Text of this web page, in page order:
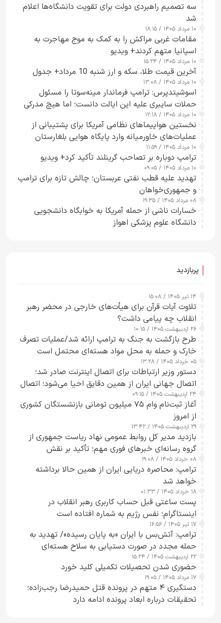
سه تصمیم راهبردی دولت برای تقویت دانشگاه‌ها اعلام
شد
۱۰ مرداد ۱۴۰۵ / ۱۸:۱۵
مقامات غربی مراکش را به کمک به موج مهاجرت به
اسپانیا متهم کردند+ ویدیو
۱۰ مرداد ۱۴۰۵ / ۱۵:۲۴
آخرین قیمت طلا، سکه و ارز شنبه 10 مرداد+ جدول
۱۰ مرداد ۱۴۰۵ / ۱۳:۰۸
اسوشیتدپرس: ترامپ فرماندار مینه‌سوتا را مسئول
حملات سایبری علیه این ایالت دانست؛ اما هیچ مدرکی
ارائه نکرد
۱۰ مرداد ۱۴۰۵ / ۱۲:۱۸
نخستین هواپیماهای نظامی آمریکا برای پشتیبانی از
عملیات‌های خاورمیانه وارد پایگاه هوایی بلغارستان
شدند
۱۰ مرداد ۱۴۰۵ / ۱۱:۵۹
ترامپ دوباره بر تصاحب گرینلند تأکید کرد+ ویدیو
۱۰ مرداد ۱۴۰۵ / ۰۹:۰۵
تهدید علیه قطب نفتی عربستان؛ چالش تازه برای ترامپ
و جمهوری‌خواهان
۰۸ مرداد ۱۴۰۵ / ۱۹:۳۵
خسارات ناشی از حمله آمریکا به خوابگاه دانشجویی
دانشگاه علوم پزشکی اهواز
پربازدید
۱۴ تیر ۱۴۰۵ / ۱۵:۰۸
تلاوت آیات قرآن برای هیأت‌های خارجی در محضر رهبر
انقلاب چه پیامی داشت؟
۲۶ اردیبهشت ۱۴۰۵ / ۱۰:۱۵
طرح‌ بازگشت به جنگ به ترامپ ارائه شد/عملیات تصرف
خارک و حمله به محل مواد هسته‌ای محتمل است
۰۵ خرداد ۱۴۰۵ / ۱۳:۲۸
دستور وزیر ارتباطات برای اتصال اینترنت صادر شد؛
اتصال جهانی ایران از همین دقایق احیا می‌شود؛ اتصال
کامل مردم تا ۲۴ ساعت آینده
۲۴ اردیبهشت ۱۴۰۵ / ۰۹:۱۵
آغاز ثبت‌نام وام ۷۵ میلیون تومانی بازنشستگان کشوری
از امروز
۲۹ اردیبهشت ۱۴۰۵ / ۱۳:۴۲
بازدید مدیر کل روابط عمومی نهاد ریاست جمهوری از
گروه رسانه‌ای خبرهای فوری مهم؛ تأکید بر نقش
رسانه‌های هوشمند و مسئول در ارتقای آگاهی عمومی
۰۸ خرداد ۱۴۰۵ / ۱۹:۰۸
ترامپ: محاصره دریایی ایران از همین حالا برداشته
خواهد شد
۱۸ خرداد ۱۴۰۵ / ۰۱:۳۳
پست ساعتی قبل حساب کاربری رهبر انقلاب در
اینستاگرام؛ نفس رژیم به شماره افتاده است​
۱۷ تیر ۱۴۰۵ / ۱۶:۵۶
ترامپ: آتش‌بس با ایران «به پایان رسیده»/ تهدید به
حمله مجدد در صورت دستیابی به سلاح هسته‌ای
۲۲ اردیبهشت ۱۴۰۵ / ۱۵:۲۴
حضوری شدن تحصیلات تکمیلی کلید خورد
۱۷ مرداد ۱۴۰۵ / ۱۹:۰۵
دستگیری ۴ متهم در پرونده قتل حمیدرضا رجب‌زاده؛
تحقیقات درباره ابعاد پرونده ادامه دارد